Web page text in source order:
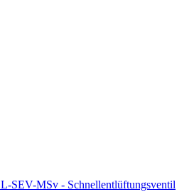
L-SEV-MSv - Schnellentlüftungsventil